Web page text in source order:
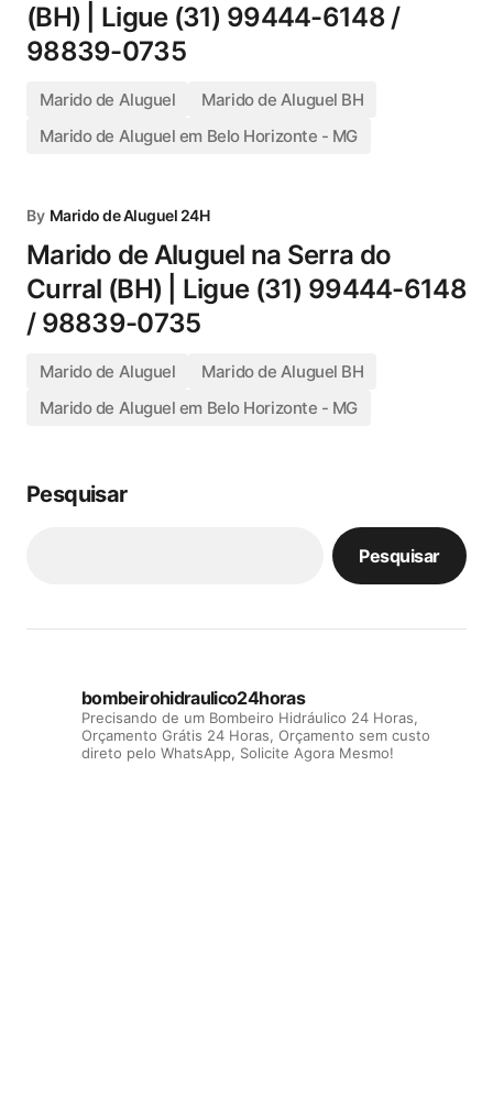
(BH) | Ligue (31) 99444-6148 /
98839-0735
Marido de Aluguel
Marido de Aluguel BH
Marido de Aluguel em Belo Horizonte - MG
By Marido de Aluguel 24H
Marido de Aluguel na Serra do
Curral (BH) | Ligue (31) 99444-6148
/ 98839-0735
Marido de Aluguel
Marido de Aluguel BH
Marido de Aluguel em Belo Horizonte - MG
Pesquisar
Pesquisar
bombeirohidraulico24horas
Precisando de um Bombeiro Hidráulico 24 Horas,
Orçamento Grátis 24 Horas, Orçamento sem custo
direto pelo WhatsApp, Solicite Agora Mesmo!